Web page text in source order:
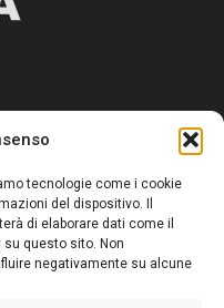
tecnologie come i cookie
del dispositivo. Il
di elaborare dati come il
questo sito. Non
negativamente su alcune
informare “liberamente” i
un occhio rivolto al
futuro